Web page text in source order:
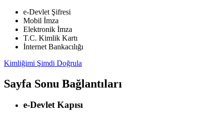
e-Devlet Şifresi
Mobil İmza
Elektronik İmza
T.C. Kimlik Kartı
İnternet Bankacılığı
Kimliğimi Şimdi Doğrula
Sayfa Sonu Bağlantıları
e-Devlet Kapısı